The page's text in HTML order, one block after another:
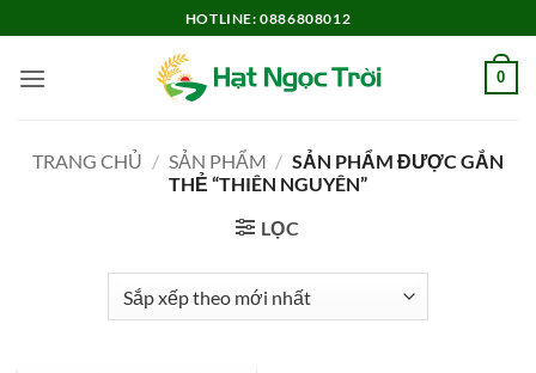
qua
nội
HOTLINE: 0886808012
0
TRANG CHỦ / SẢN PHẨM / SẢN PHẨM ĐƯỢC GẮN
THẺ “THIÊN NGUYÊN”
LỌC